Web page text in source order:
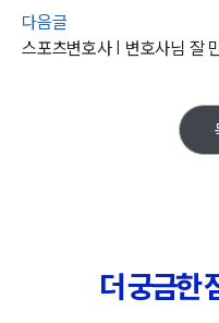
다음글
스포츠변호사 | 변호사님 잘
더 궁금한